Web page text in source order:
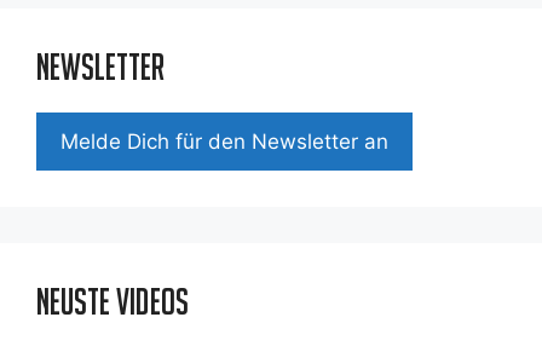
Newsletter
Mel­de Dich für den News­let­ter an
Neuste Videos